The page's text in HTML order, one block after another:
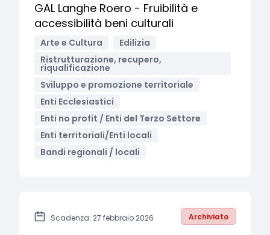
GAL Langhe Roero - Fruibilità e
accessibilità beni culturali
Arte e Cultura
Edilizia
Ristrutturazione, recupero,
riqualificazione
Sviluppo e promozione territoriale
Enti Ecclesiastici
Enti no profit / Enti del Terzo Settore
Enti territoriali/Enti locali
Bandi regionali / locali
Scadenza: 27 febbraio 2026 Archiviato